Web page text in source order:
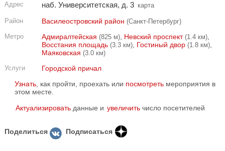
Адрес наб. Университетская, д. 3 карта
Район Василеостровский район (Санкт-Петербург)
Метро
Адмиралтейская (825 м), Невский проспект (1.4 км),
Восстания площадь (3.3 км), Гостиный двор (1.8 км),
Маяковская (3.0 км)
Услуги
Городской причал
Узнать , как пройти, проехать или посмотреть мероприятия в
этом месте.
Актуализировать данные и увеличить число посетителей
Поделиться Подписаться